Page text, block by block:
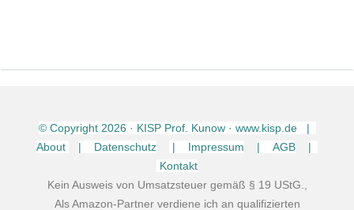
© Copyright 2026 · KISP Prof. Kunow · www.kisp.de |
About
| Datenschutz | Impressum | AGB
|
Kontakt
Kein Ausweis von Umsatzsteuer gemäß § 19 UStG.,
Als Amazon-Partner verdiene ich an qualifizierten